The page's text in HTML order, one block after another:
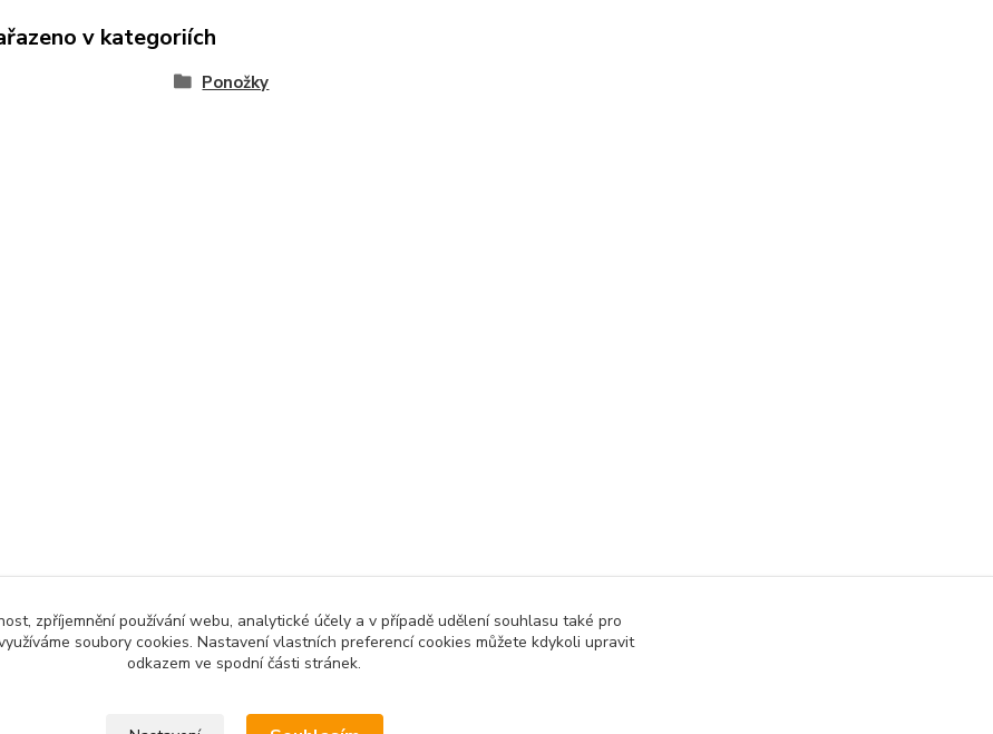
v kategoriích
Ponožky
zpříjemnění používání webu, analytické účely a v případě udělení souhlasu také pro
soubory cookies. Nastavení vlastních preferencí cookies můžete kdykoli upravit
odkazem ve spodní části stránek.